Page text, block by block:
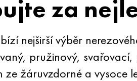
za
nejširší výběr
pružinový,
ze žáruvzdorné a vysoce